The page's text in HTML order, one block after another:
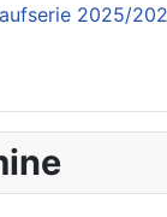
2025/